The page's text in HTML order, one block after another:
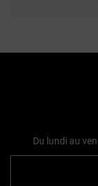
Du lundi au